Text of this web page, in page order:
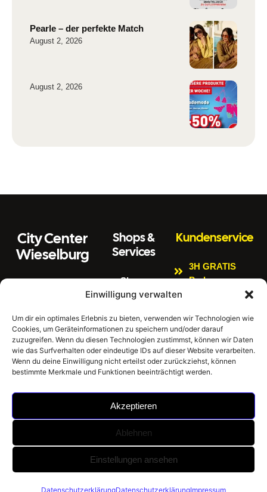
Einwilligung verwalten
Um dir ein optimales Erlebnis zu bieten, verwenden wir Technologien wie
Cookies, um Geräteinformationen zu speichern und/oder darauf
zuzugreifen. Wenn du diesen Technologien zustimmst, können wir Daten
wie das Surfverhalten oder eindeutige IDs auf dieser Website verarbeiten.
Wenn du deine Einwilligung nicht erteilst oder zurückziehst, können
bestimmte Merkmale und Funktionen beeinträchtigt werden.
Akzeptieren
Ablehnen
Einstellungen ansehen
DatenschutzerklärungDatenschutzerklärungImpressum
Pearle – der perfekte Match
August 2, 2026
August 2, 2026
City Center
Wieselburg
3250 Wieselburg
Tel: 0664 4407889
E
m
ai
l:
office@citycenter
wieselburg.at
Sonntag 8:00 Uhr
Shops &
Services
Shops
Citycenter
Newsletter
Impressum
Datenschutzerklär
ung
Hausordnung
Kundenservice
3H GRATIS
Parken
Kinderspielbere
Bankomat
Gratis W-LAN
E-Tankstellen
2026
City Center Wieselburg -
Umsetzung: BrainStorm